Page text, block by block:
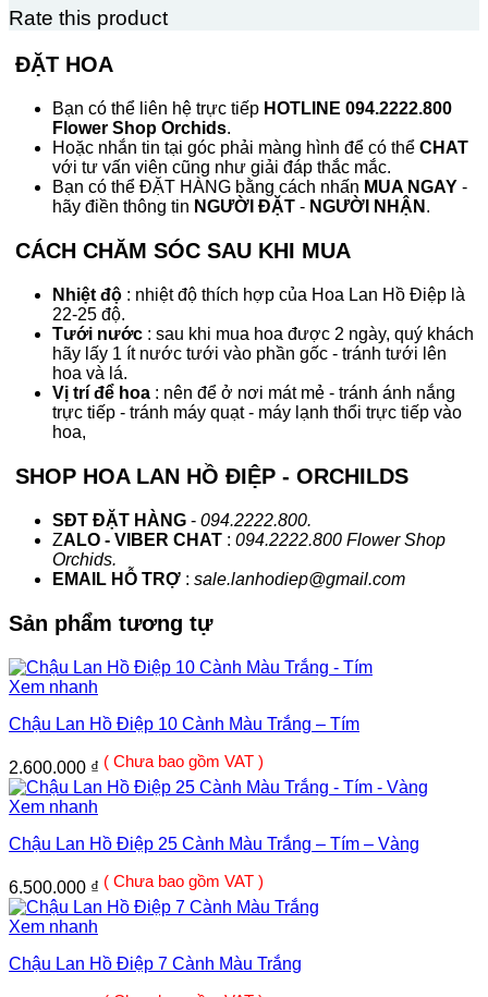
Rate this product
ĐẶT HOA
Bạn có thể liên hệ trực tiếp HOTLINE 094.2222.800
Flower Shop Orchids.
Hoặc nhắn tin tại góc phải màng hình để có thể CHAT
với tư vấn viên cũng như giải đáp thắc mắc.
Bạn có thể ĐẶT HÀNG bằng cách nhấn MUA NGAY -
hãy điền thông tin NGƯỜI ĐẶT - NGƯỜI NHẬN .
CÁCH CHĂM SÓC SAU KHI MUA
Nhiệt độ : nhiệt độ thích hợp của Hoa Lan Hồ Điệp là
22-25 độ.
Tưới nước : sau khi mua hoa được 2 ngày, quý khách
hãy lấy 1 ít nước tưới vào phần gốc - tránh tưới lên
hoa và lá.
Vị trí để hoa : nên để ở nơi mát mẻ - tránh ánh nắng
trực tiếp - tránh máy quạt - máy lạnh thổi trực tiếp vào
hoa,
SHOP HOA LAN HỒ ĐIỆP - ORCHILDS
SĐT ĐẶT HÀNG - 094.2222.800.
ZALO - VIBER CHAT : 094.2222.800 Flower Shop
Orchids.
EMAIL HỖ TRỢ : sale.lanhodiep@gmail.com
Sản phẩm tương tự
Xem nhanh
Chậu Lan Hồ Điệp 10 Cành Màu Trắng – Tím
2.600.000 ₫ ( Chưa bao gồm VAT )
Xem nhanh
Chậu Lan Hồ Điệp 25 Cành Màu Trắng – Tím – Vàng
6.500.000 ₫ ( Chưa bao gồm VAT )
Xem nhanh
Chậu Lan Hồ Điệp 7 Cành Màu Trắng